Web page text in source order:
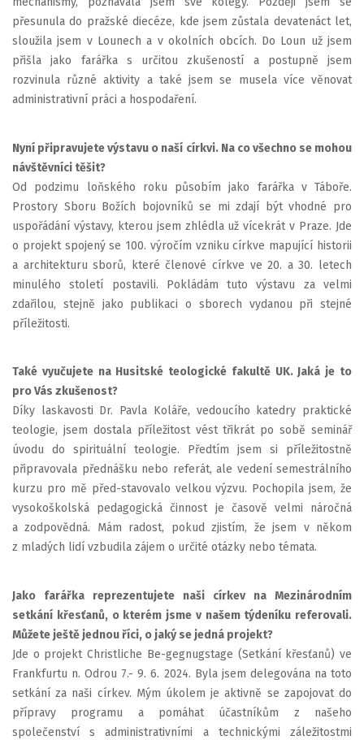
přesunula do pražské diecéze, kde jsem zůstala devatenáct let,
sloužila jsem v Lounech a v okolních obcích. Do Loun už jsem
přišla jako farářka s určitou zkušeností a postupně jsem
rozvinula různé aktivity a také jsem se musela více věnovat
administrativní práci a hospodaření.
Nyní připravujete výstavu o naší církvi. Na co všechno se mohou
návštěvníci těšit?
Od podzimu loňského roku působím jako farářka v Táboře.
Prostory Sboru Božích bojovníků se mi zdají být vhodné pro
uspořádání výstavy, kterou jsem zhlédla už vícekrát v Praze. Jde
o projekt spojený se 100. výročím vzniku církve mapující historii
a architekturu sborů, které členové církve ve 20. a 30. letech
minulého století postavili. Pokládám tuto výstavu za velmi
zdařilou, stejně jako publikaci o sborech vydanou při stejné
příležitosti.
Také vyučujete na Husitské teologické fakultě UK. Jaká je to
pro Vás zkušenost?
Díky laskavosti Dr. Pavla Koláře, vedoucího katedry praktické
teologie, jsem dostala příležitost vést třikrát po sobě seminář
úvodu do spirituální teologie. Předtím jsem si příležitostně
připravovala přednášku nebo referát, ale vedení semestrálního
kurzu pro mě před-stavovalo velkou výzvu. Pochopila jsem, že
vysokoškolská pedagogická činnost je časově velmi náročná
a zodpovědná. Mám radost, pokud zjistím, že jsem v někom
z mladých lidí vzbudila zájem o určité otázky nebo témata.
Jako farářka reprezentujete naši církev na Mezinárodním
setkání křesťanů, o kterém jsme v našem týdeníku referovali.
Můžete ještě jednou říci, o jaký se jedná projekt?
Jde o projekt Christliche Be-gegnugstage (Setkání křesťanů) ve
Frankfurtu n. Odrou 7.- 9. 6. 2024. Byla jsem delegována na toto
setkání za naši církev. Mým úkolem je aktivně se zapojovat do
přípravy programu a pomáhat účastníkům z našeho
společenství s administrativními a technickými záležitostmi